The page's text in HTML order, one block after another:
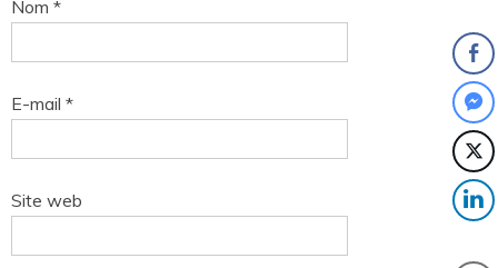
Nom *
E-mail *
Site web